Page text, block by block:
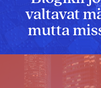
valtavat
mutta